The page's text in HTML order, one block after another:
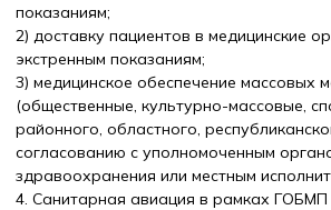
показаниям;
2) доставку пациентов в медицинские
экстренным показаниям;
3) медицинское обеспечение массовых
(общественные, культурно-массовые,
районного, областного,
согласованию с уполномоченным
здравоохранения или местным
4. Санитарная авиация в рамках ГОБМП